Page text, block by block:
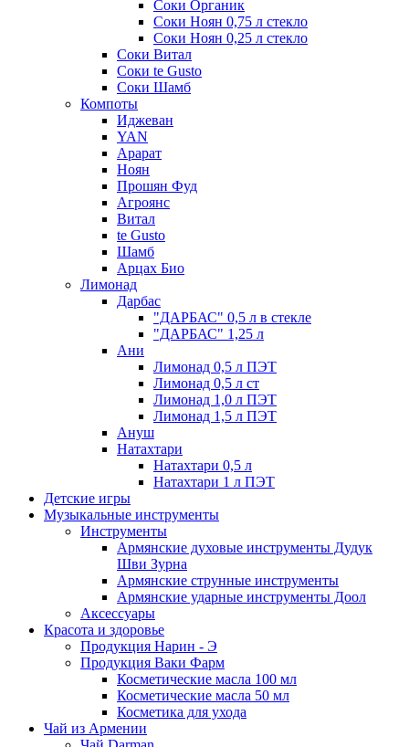
Соки Органик
Соки Ноян 0,75 л стекло
Соки Ноян 0,25 л стекло
Соки Витал
Соки te Gusto
Соки Шамб
Компоты
Иджеван
YAN
Арарат
Ноян
Прошян Фуд
Агроянс
Витал
te Gusto
Шамб
Арцах Био
Лимонад
Дарбас
"ДАРБАС" 0,5 л в стекле
"ДАРБАС" 1,25 л
Ани
Лимонад 0,5 л ПЭТ
Лимонад 0,5 л ст
Лимонад 1,0 л ПЭТ
Лимонад 1,5 л ПЭТ
Ануш
Натахтари
Натахтари 0,5 л
Натахтари 1 л ПЭТ
Детские игры
Музыкальные инструменты
Инструменты
Армянские духовые инструменты Дудук
Шви Зурна
Армянские струнные инструменты
Армянские ударные инструменты Доол
Аксессуары
Красота и здоровье
Продукция Нарин - Э
Продукция Ваки Фарм
Косметические масла 100 мл
Косметические масла 50 мл
Косметика для ухода
Чай из Армении